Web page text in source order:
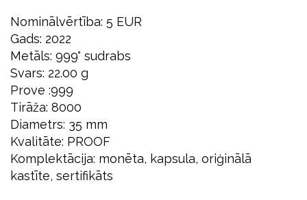
Nominālvērtība: 5 EUR
Gads: 2022
Metāls: 999° sudrabs
Svars: 22.00 g
Prove :999
Tirāža: 8000
Diametrs: 35 mm
Kvalitāte: PROOF
Komplektācija: monēta, kapsula, oriģinālā
kastīte, sertifikāts